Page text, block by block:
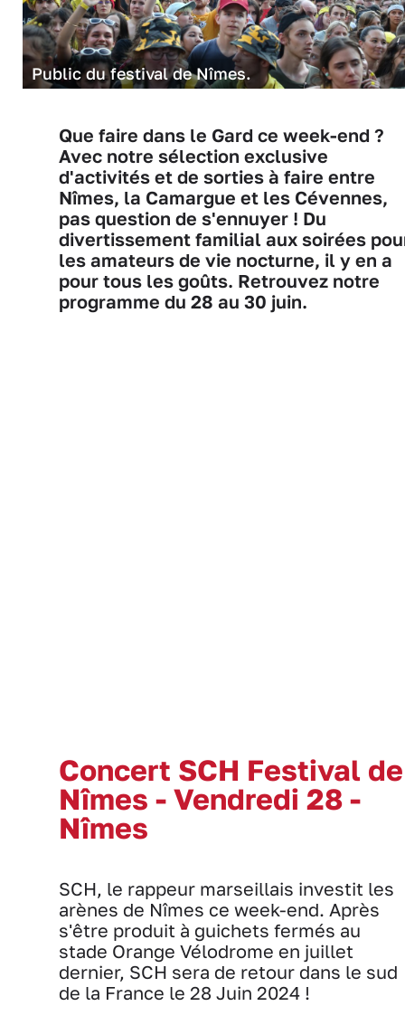
Public du festival de Nîmes.
Que faire dans le Gard ce week-end ?
Avec notre sélection exclusive
d'activités et de sorties à faire entre
Nîmes, la Camargue et les Cévennes,
pas question de s'ennuyer ! Du
divertissement familial aux soirées
les amateurs de vie nocturne, il y en a
pour tous les goûts. Retrouvez notre
programme du 28 au 30 juin.
Concert SCH Festival de
Nîmes - Vendredi 28 -
Nîmes
SCH, le rappeur marseillais investit les
arènes de Nîmes ce week-end. Après
s'être produit à guichets fermés au
stade Orange Vélodrome en juillet
dernier, SCH sera de retour dans le sud
de la France le 28 Juin 2024 !